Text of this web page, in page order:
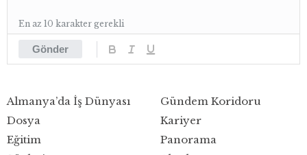
Gönder
En az 10 karakter gerekli
Almanya’da İş Dünyası
Dosya
Eğitim
Gündem Koridoru
Kariyer
Panorama